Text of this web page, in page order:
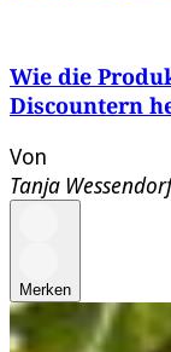
Wie die
Discountern
Von
Tanja
Merken